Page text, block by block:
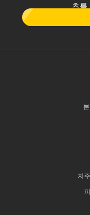
츠를
자